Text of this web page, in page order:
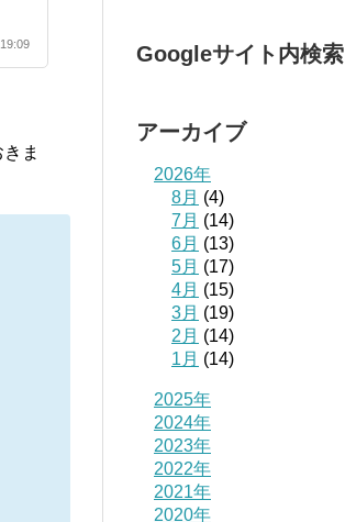
ま
Googleサイト内検索
アーカイブ
2026年
8月 (4)
7月 (14)
6月 (13)
5月 (17)
4月 (15)
3月 (19)
2月 (14)
1月 (14)
2025年
2024年
2023年
2022年
2021年
2020年